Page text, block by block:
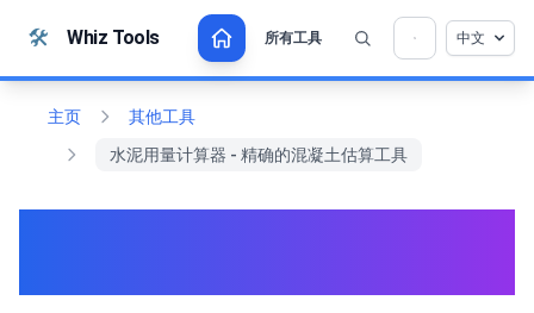
🛠️ Whiz Tools 所有工具 中文
主页
其他工具
水泥用量计算器 - 精确的混凝土估算工具
💡 喜欢这个工具吗？帮助我们让它变得更好！
×
点击打开 →